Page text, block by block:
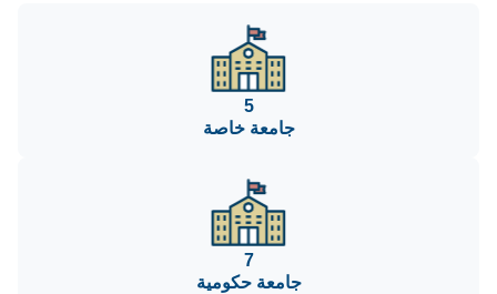
5
جامعة خاصة
7
جامعة حكومية